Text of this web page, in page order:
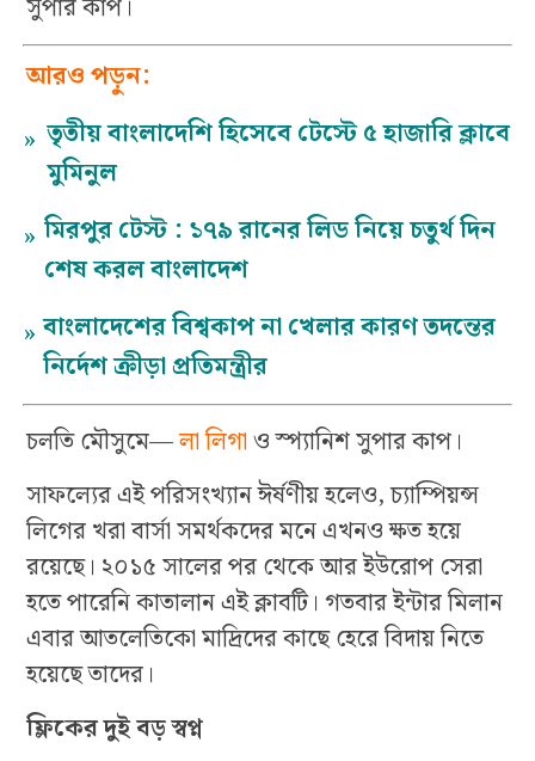
সুপার কাপ।
আরও পড়ুন:
» তৃতীয় বাংলাদেশি হিসেবে টেস্টে ৫ হাজারি ক্লাবে
মুমিনুল
» মিরপুর টেস্ট : ১৭৯ রানের লিড নিয়ে চতুর্থ দিন
শেষ করল বাংলাদেশ
» বাংলাদেশের বিশ্বকাপ না খেলার কারণ তদন্তের
নির্দেশ ক্রীড়া প্রতিমন্ত্রীর
চলতি মৌসুমে—লা লিগাও স্প্যানিশ সুপার কাপ।
সাফল্যের এই পরিসংখ্যান ঈর্ষণীয় হলেও, চ্যাম্পিয়ন্স
লিগের খরা বার্সা সমর্থকদের মনে এখনও ক্ষত হয়ে
রয়েছে। ২০১৫ সালের পর থেকে আর ইউরোপ সেরা
হতে পারেনি কাতালান এই ক্লাবটি। গতবার ইন্টার মিলান
এবার আতলেতিকো মাদ্রিদের কাছে হেরে বিদায় নিতে
হয়েছে তাদের।
ফ্লিকের দুই বড় স্বপ্ন